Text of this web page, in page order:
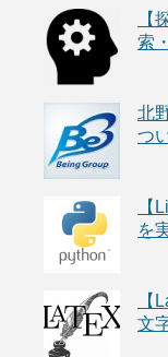
【
索
北
つ
【
を
【
文